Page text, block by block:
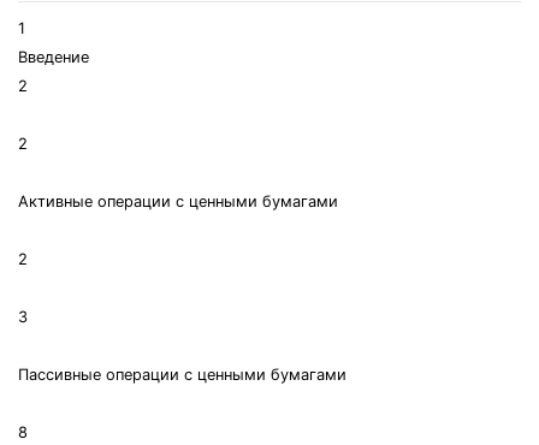
1
Введение
2
2
Активные операции с ценными бумагами
2
3
Пассивные операции с ценными бумагами
8